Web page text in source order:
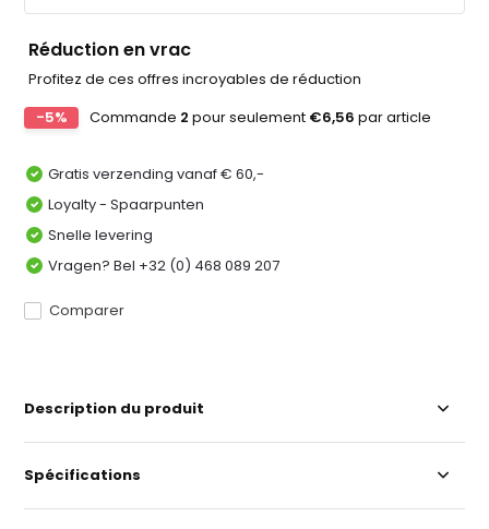
Réduction en vrac
Profitez de ces offres incroyables de réduction
-5%
Commande 2 pour seulement €6,56 par article
Gratis verzending vanaf € 60,-
Loyalty - Spaarpunten
Snelle levering
Vragen? Bel +32 (0) 468 089 207
Comparer
Description du produit
Spécifications